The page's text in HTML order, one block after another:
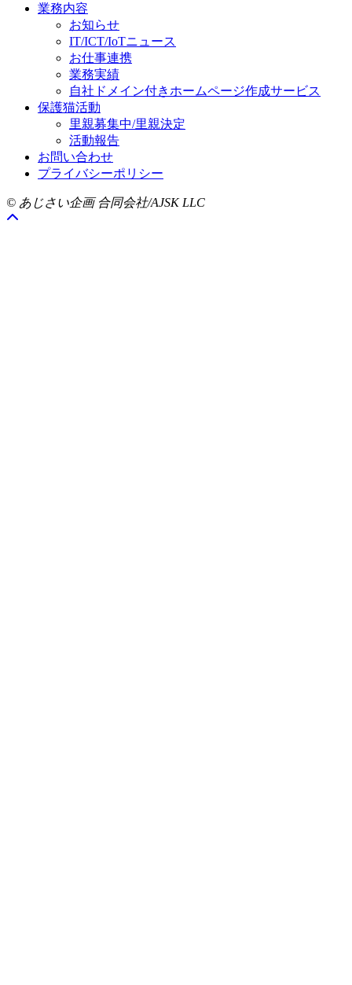
業務内容
お知らせ
IT/ICT/IoTニュース
お仕事連携
業務実績
自社ドメイン付きホームページ作成サービス
保護猫活動
里親募集中/里親決定
活動報告
お問い合わせ
プライバシーポリシー
© あじさい企画 合同会社/AJSK LLC